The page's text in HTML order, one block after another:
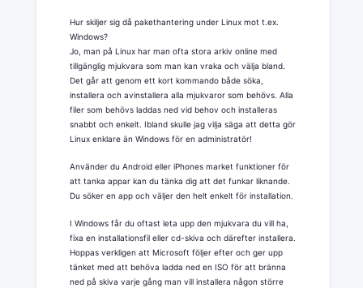
Hur skiljer sig då pakethantering under Linux mot t.ex.
Windows?
Jo, man på Linux har man ofta stora arkiv online med
tillgänglig mjukvara som man kan vraka och välja bland.
Det går att genom ett kort kommando både söka,
installera och avinstallera alla mjukvaror som behövs. Alla
filer som behövs laddas ned vid behov och installeras
snabbt och enkelt. Ibland skulle jag vilja säga att detta gör
Linux enklare än Windows för en administratör!
Använder du Android eller iPhones market funktioner för
att tanka appar kan du tänka dig att det funkar liknande.
Du söker en app och väljer den helt enkelt för installation.
I Windows får du oftast leta upp den mjukvara du vill ha,
fixa en installationsfil eller cd-skiva och därefter installera.
Hoppas verkligen att Microsoft följer efter och ger upp
tänket med att behöva ladda ned en ISO för att bränna
ned på skiva varje gång man vill installera någon större